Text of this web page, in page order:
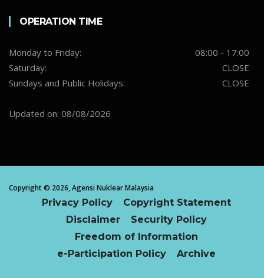
OPERATION TIME
Monday to Friday:
08:00 - 17:00
Saturday:
CLOSE
Sundays and Public Holidays:
CLOSE
Updated on: 08/08/2026
Copyright © 2026,Agensi Nuklear Malaysia
Privacy Policy
Copyright Statement
Disclaimer
Security Policy
Freedom of Information
e-Participation Policy
Archive